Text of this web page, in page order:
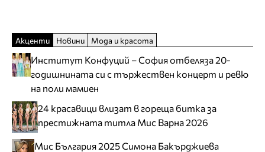
Акценти Новини Мода и красота
Институт Конфуций – София отбеляза 20-
годишнината си с тържествен концерт и ревю
на поли мамиен
24 красавици влизат в гореща битка за
престижната титла Мис Варна 2026
Мис България 2025 Симона Бакърджиева